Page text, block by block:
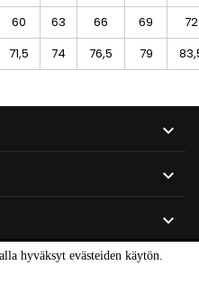
hyväksyt evästeiden käytön.
60 63 66 69
72
71,5 74 76,5 79


